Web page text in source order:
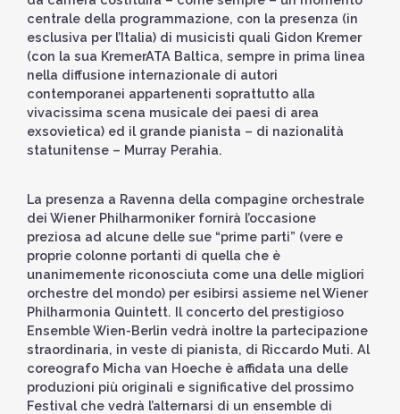
centrale della programmazione, con la presenza (in
esclusiva per l’Italia) di musicisti quali Gidon Kremer
(con la sua KremerATA Baltica, sempre in prima linea
nella diffusione internazionale di autori
contemporanei appartenenti soprattutto alla
vivacissima scena musicale dei paesi di area
exsovietica) ed il grande pianista – di nazionalità
statunitense – Murray Perahia.
La presenza a Ravenna della compagine orchestrale
dei Wiener Philharmoniker fornirà l’occasione
preziosa ad alcune delle sue “prime parti” (vere e
proprie colonne portanti di quella che è
unanimemente riconosciuta come una delle migliori
orchestre del mondo) per esibirsi assieme nel Wiener
Philharmonia Quintett. Il concerto del prestigioso
Ensemble Wien-Berlin vedrà inoltre la partecipazione
straordinaria, in veste di pianista, di Riccardo Muti. Al
coreografo Micha van Hoeche è affidata una delle
produzioni più originali e significative del prossimo
Festival che vedrà l’alternarsi di un ensemble di